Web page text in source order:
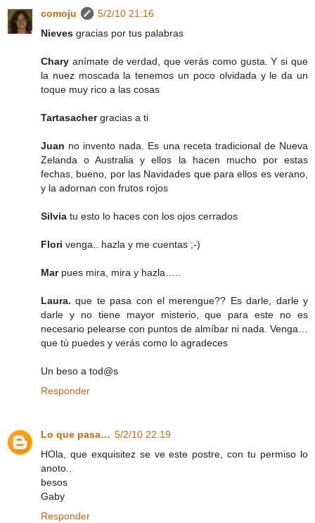
comoju
5/2/10 21:16
Nieves gracias por tus palabras
Chary anímate de verdad, que verás como gusta. Y si que
la nuez moscada la tenemos un poco olvidada y le da un
toque muy rico a las cosas
Tartasachergracias a ti
Juan no invento nada. Es una receta tradicional de Nueva
Zelanda o Australia y ellos la hacen mucho por estas
fechas, bueno, por las Navidades que para ellos es verano,
y la adornan con frutos rojos
Silvia tu esto lo haces con los ojos cerrados
Flori venga.. hazla y me cuentas ;-)
Mar pues mira, mira y hazla…..
Laura.que te pasa con el merengue?? Es darle, darle y
darle y no tiene mayor misterio, que para este no es
necesario pelearse con puntos de almíbar ni nada. Venga…
que tú puedes y verás como lo agradeces
Un beso a tod@s
Responder
Lo que pasa… 5/2/10 22:19
HOla, que exquisitez se ve este postre, con tu permiso lo
anoto..
besos
Gaby
Responder